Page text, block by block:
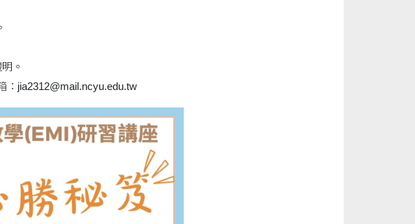
。
：jia2312@mail.ncyu.edu.tw